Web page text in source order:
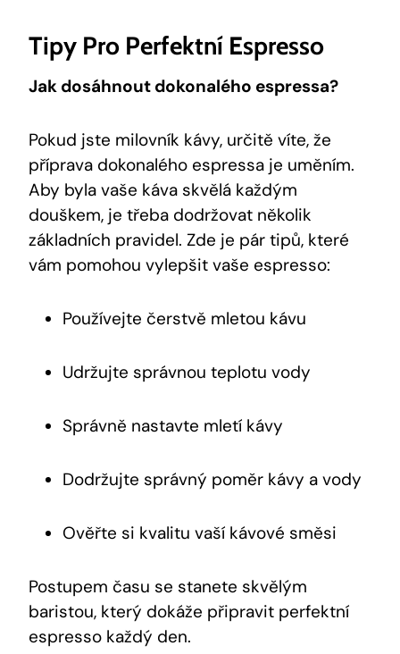
Tipy Pro Perfektní Espresso
Jak dosáhnout dokonalého espressa?
Pokud jste milovník kávy, určitě víte, že
příprava dokonalého espressa je uměním.
Aby byla vaše káva skvělá každým
douškem, je třeba dodržovat několik
základních pravidel. Zde je pár tipů, které
vám pomohou vylepšit vaše espresso:
Používejte čerstvě mletou kávu
Udržujte správnou teplotu vody
Správně nastavte mletí kávy
Dodržujte správný poměr kávy a vody
Ověřte si kvalitu vaší kávové směsi
Postupem času se stanete skvělým
baristou, který dokáže připravit perfektní
espresso každý den.